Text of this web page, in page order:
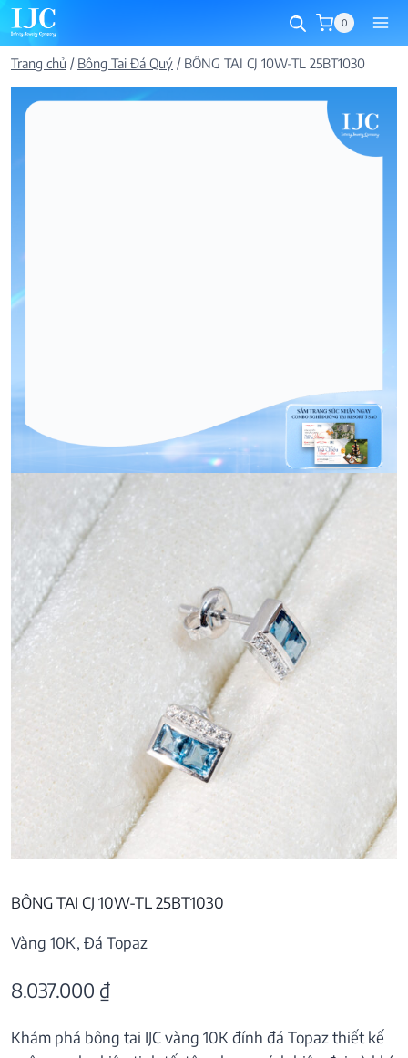
Skip
to
content
0
Trang chủ / Bông Tai Đá Quý / BÔNG TAI CJ 10W-TL 25BT1030
BÔNG TAI CJ 10W-TL 25BT1030
Vàng 10K, Đá Topaz
8.037.000 ₫
Khám phá bông tai IJC vàng 10K đính đá Topaz thiết kế